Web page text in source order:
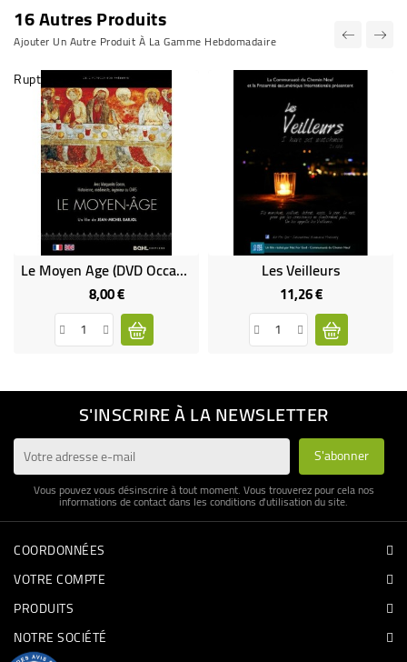
16 Autres Produits
Ajouter Un Autre Produit À La Gamme Hebdomadaire
Rupture de stock
Le Moyen Age (DVD Occasion)
8,00 €Prix
Les Veilleurs
11,26 €Prix
S'INSCRIRE À LA NEWSLETTER
Vous pouvez vous désinscrire à tout moment. Vous trouverez pour cela nos
informations de contact dans les conditions d'utilisation du site.
COORDONNÉES
VOTRE COMPTE
PRODUITS
NOTRE SOCIÉTÉ